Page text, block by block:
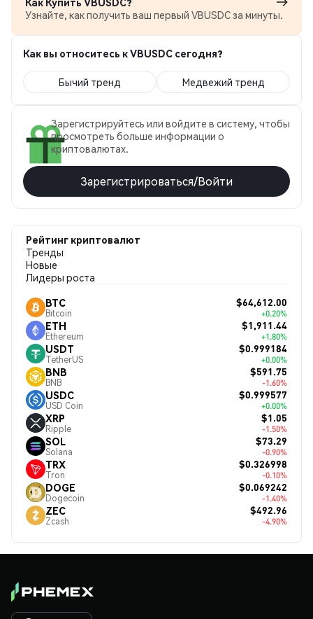
Узнайте, как получить ваш первый VBUSDC за минуты.
Как вы относитесь к VBUSDC сегодня?
Бычий тренд Медвежий тренд
Зарегистрируйтесь или войдите в систему, чтобы
просмотреть больше информации о
криптовалютах.
Зарегистрироваться/Войти
Рейтинг криптовалют
Тренды
Новые
Лидеры роста
BTC
Bitcoin
$64,612.00
+0.20%
ETH
Ethereum
$1,911.44
+1.80%
USDT
TetherUS
$0.999184
+0.00%
BNB
BNB
$591.75
-1.60%
USDC
USD Coin
$0.999577
+0.00%
XRP
Ripple
$1.05
-1.50%
SOL
Solana
$73.29
-0.90%
TRX
Tron
$0.326998
-0.10%
DOGE
Dogecoin
$0.069242
-1.40%
ZEC
Zcash
$492.96
-4.90%